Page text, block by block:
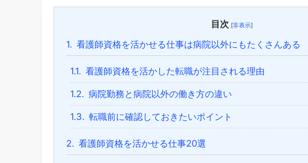
目次 [非表示]
1. 看護師資格を活かせる仕事は病院以外にもたくさんある
1.1. 看護師資格を活かした転職が注目される理由
1.2. 病院勤務と病院以外の働き方の違い
1.3. 転職前に確認しておきたいポイント
2. 看護師資格を活かせる仕事20選